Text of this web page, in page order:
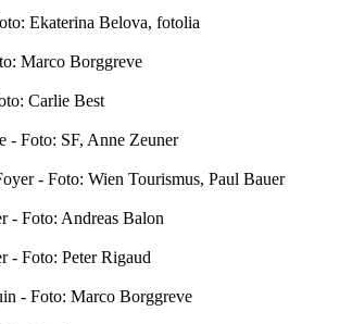
Ekaterina Belova, fotolia
Marco Borggreve
Carlie Best
- Foto: SF, Anne Zeuner
- Foto: Wien Tourismus, Paul Bauer
- Foto: Andreas Balon
- Foto: Peter Rigaud
- Foto: Marco Borggreve